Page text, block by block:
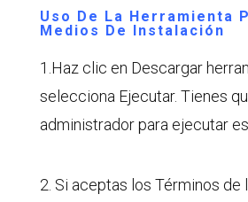
Uso De La Herramienta
Medios De Instalación
1.Haz clic en Descargar
selecciona Ejecutar. Tienes
administrador para ejecutar
2. Si aceptas los Términos de